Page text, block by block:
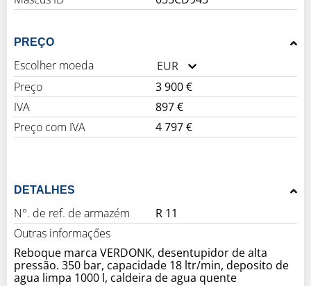
PREÇO
Escolher moeda
EUR
Preço
3 900 €
IVA
897 €
Preço com IVA
4 797 €
DETALHES
N°. de ref. de armazém
R 11
Outras informaçőes
Reboque marca VERDONK, desentupidor de alta
pressão. 350 bar, capacidade 18 ltr/min, deposito de
agua limpa 1000 l, caldeira de agua quente